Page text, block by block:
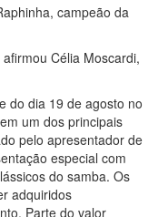
campeão da
Célia Moscardi,
do dia 19 de agosto no
um dos principais
pelo apresentador de
especial com
do samba. Os
adquiridos
Parte do valor